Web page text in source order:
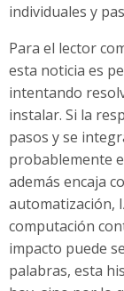
individuales y
Para el lector
esta noticia es
intentando
instalar. Si la
pasos y se
probablemente
además encaja
automatización,
computación
impacto puede
palabras, esta